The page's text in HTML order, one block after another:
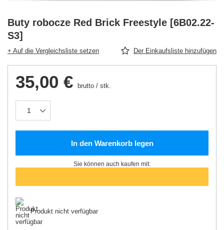
Buty robocze Red Brick Freestyle [6B02.22-
S3]
+ Auf die Vergleichsliste setzen Der Einkaufsliste hinzufügen
35,00 € brutto / stk.
In den Warenkorb legen
Sie können auch kaufen mit:
Produkt nicht verfügbar